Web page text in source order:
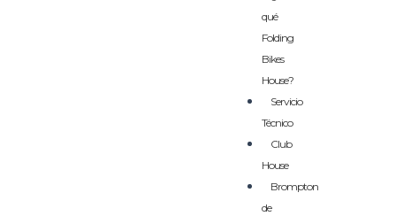
qué
Folding
Bikes
House?
Servicio
Técnico
Club
House
Brompton
de